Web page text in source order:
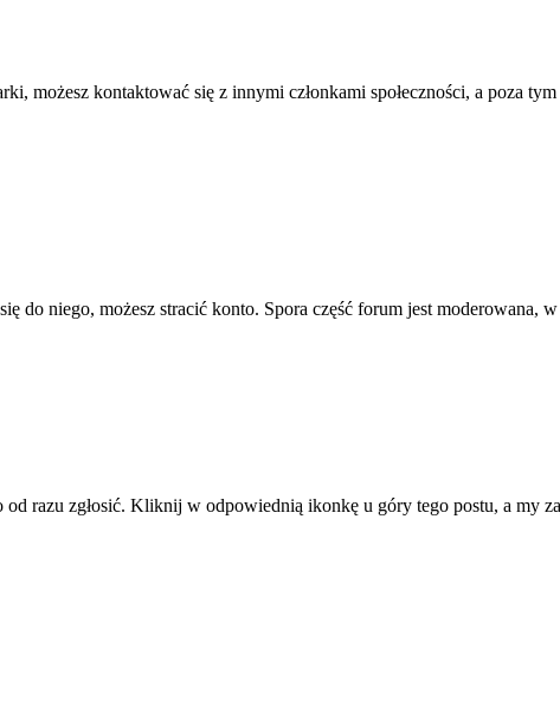
możesz kontaktować się z innymi członkami społeczności, a poza
do niego, możesz stracić konto. Spora część forum jest moderowana,
razu zgłosić. Kliknij w odpowiednią ikonkę u góry tego postu, a my